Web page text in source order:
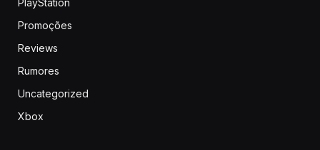
PlayStation
Promoções
Reviews
Rumores
Uncategorized
Xbox